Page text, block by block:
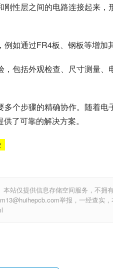
性层之间的电路连接起来
如通过FR4板、钢板等增加
包括外观检查、尺寸测量、
个步骤的精确协作。随着电
了可靠的解决方案。
站仅提供信息存储空间服务，不拥
举报，一经查实，